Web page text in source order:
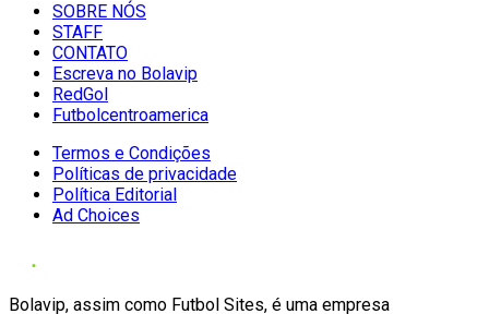
SOBRE NÓS
STAFF
CONTATO
Escreva no Bolavip
RedGol
Futbolcentroamerica
Termos e Condições
Políticas de privacidade
Política Editorial
Ad Choices
Bolavip, assim como Futbol Sites, é uma empresa